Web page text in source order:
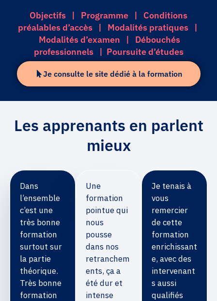
Objectifs | Programme | Conditions
préalables d’accès | Modalités pratiques |
Modalités d’examen | Débouchés
professionnels | Poursuite d’études
Je consulte le site dédié à la formation
Les apprenants en parlent
mieux
Dans
l’ensemble
c’est une
très bonne
formation
surtout sur
la partie
théorique.
Très bonne
formation
Une
formation
pointue qui
nous
pousse
dans nos
retranchem
ents, ça a
été dur et
intense
Je tenais à
vous
remercier
de cette
formation
enrichissant
e, avec des
intervenant
s aussi
qualifiés